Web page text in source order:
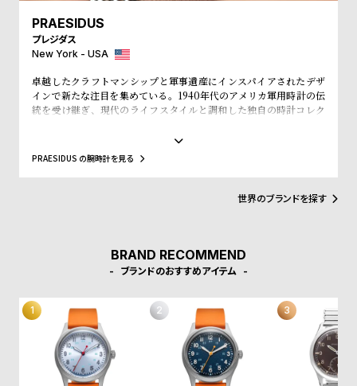
w
o
o
PRAESIDUS
プレジダス
New York - USA
卓越したクラフトマンシップと軍事遺産にインスパイアされたデザ
インで新たな注目を集めている。1940年代のアメリカ軍用時計の伝
統を受け継ぎ、現代のライフスタイルと調和した独自の時計コレク
のアメリカ軍用時計の厳しい環境下での使用に耐えた軍用時計の堅
牢さと精度に魅了され、その設計哲学を現代に伝えるべく、ブラン
ドを立ち上げた。ヴィンテージ風のデザインを最新の時計製造技術
と融合させ、クラシックなミリタリースタイルを現代的に再解釈し
ている。各モデルには、歴史的な軍用時計の要素が取り入れられ、
に取り組んでおり、腕時計の販売の一部を退役軍人支援や軍事遺産
の保存活動に寄付することで、ブランドの時計を購入することがコ
みを通じて、エンドユーザーに対して、単なる時計ブランドを超え
た存在であることを示している。未来への展望「プレジダス」は、
過去の伝統を尊重しながらも、未来を見据えた製品開発を進めてい
PRAESIDUS の腕時計を見る
世界のブランドを探す
BRAND RECOMMEND
ブランドのおすすめアイテム